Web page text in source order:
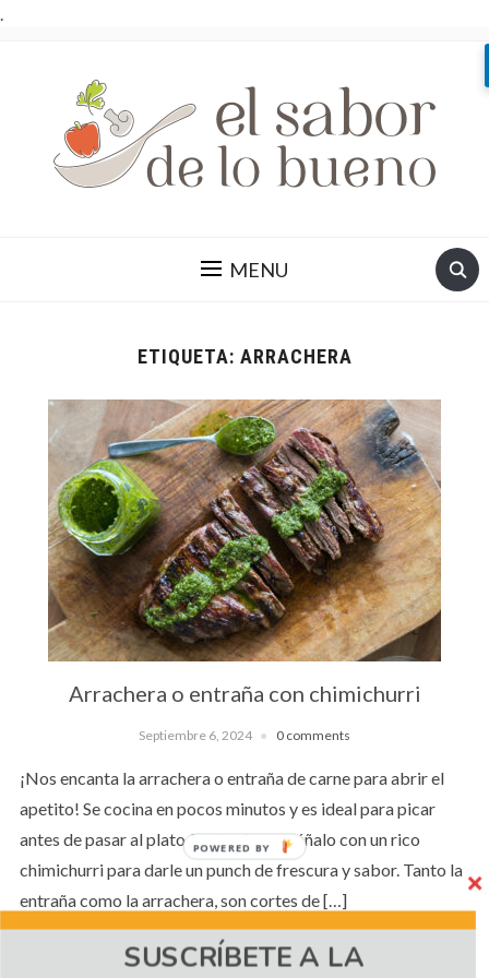
.
MENU
ETIQUETA: ARRACHERA
Arrachera o entraña con chimichurri
Septiembre 6, 2024 0 comments
¡Nos encanta la arrachera o entraña de carne para abrir el
apetito! Se cocina en pocos minutos y es ideal para picar
antes de pasar al plato fuerte. Acompáñalo con un rico
chimichurri para darle un punch de frescura y sabor. Tanto la
entraña como la arrachera, son cortes de […]
SUSCRÍBETE A LA
POWERED BY